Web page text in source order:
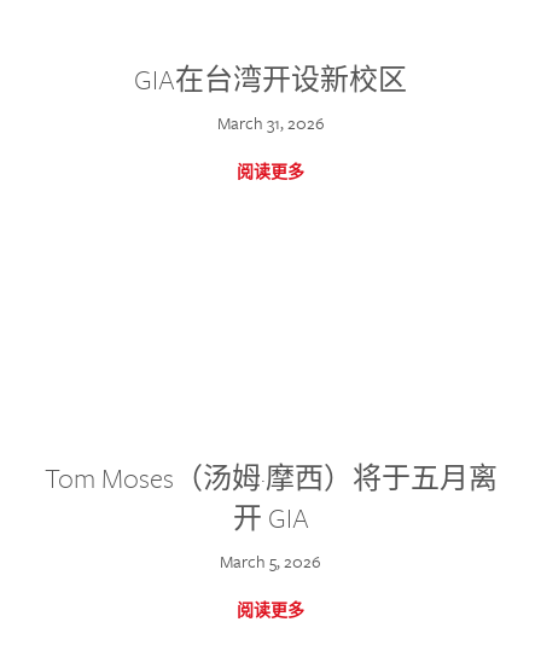
GIA在台湾开设新校区
March 31, 2026
阅读更多
Tom Moses（汤姆·摩西）将于五月离
开 GIA
March 5, 2026
阅读更多